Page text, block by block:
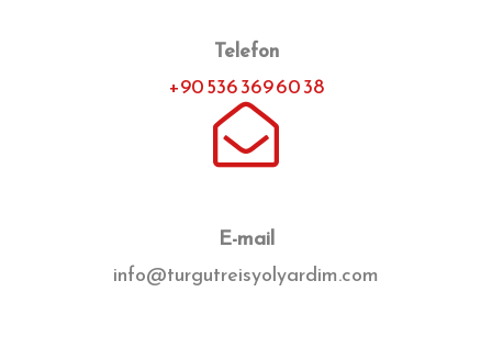
Telefon
+90 536 369 60 38
E-mail
info@turgutreisyolyardim.com